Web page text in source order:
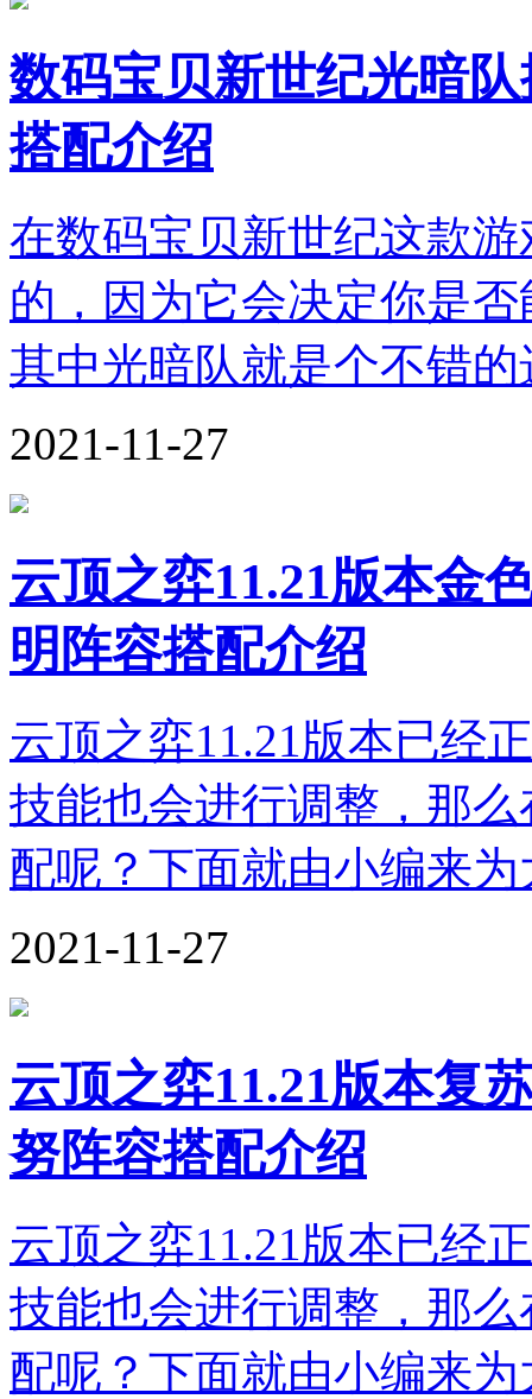
数码宝贝新世纪光暗
搭配介绍
在数码宝贝新世纪这款
的，因为它会决定你是
其中光暗队就是个不错
2021-11-27
云顶之弈11.21版本金
明阵容搭配介绍
云顶之弈11.21版本已经
技能也会进行调整，那
配呢？下面就由小编来
2021-11-27
云顶之弈11.21版本复
努阵容搭配介绍
云顶之弈11.21版本已经
技能也会进行调整，那
配呢？下面就由小编来